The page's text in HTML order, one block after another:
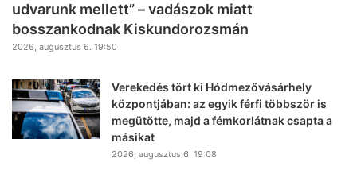
udvarunk mellett” – vadászok miatt
bosszankodnak Kiskundorozsmán
2026, augusztus 6. 19:50
Verekedés tört ki Hódmezővásárhely
központjában: az egyik férfi többször is
megütötte, majd a fémkorlátnak csapta a
másikat
2026, augusztus 6. 19:08